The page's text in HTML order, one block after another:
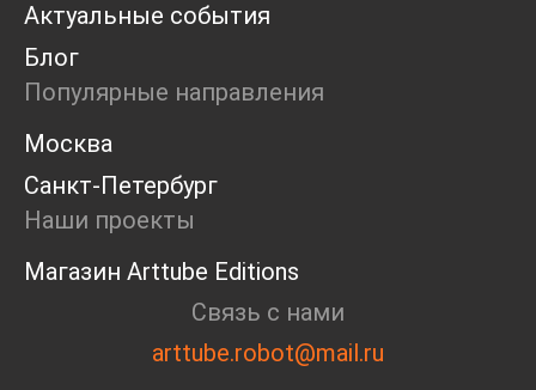
Open call
Экскурсия
Дискуссия
Cosmoscow 2024
Blazar 2024
Встречи
Круглый стол
Актуальные события
Блог
Популярные направления
Москва
Санкт-Петербург
Наши проекты
Магазин Arttube Editions
Связь с нами
arttube.robot@mail.ru